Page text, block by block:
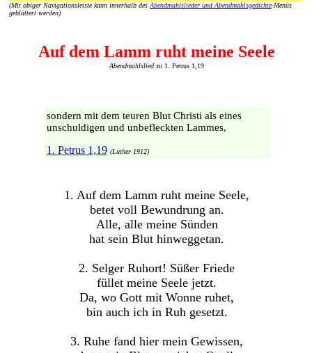
(Mit obiger Navigationsleiste kann innerhalb des Abendmahlslieder und Abendmahlsgedichte-Menüs
geblättert werden)
Auf dem Lamm ruht meine Seele
Abendmahlslied zu 1. Petrus 1,19
sondern mit dem teuren Blut Christi als eines
unschuldigen und unbefleckten Lammes,
1. Petrus 1,19 (Luther 1912)
1. Auf dem Lamm ruht meine Seele,
betet voll Bewundrung an.
Alle, alle meine Sünden
hat sein Blut hinweggetan.
2. Selger Ruhort! Süßer Friede
füllet meine Seele jetzt.
Da, wo Gott mit Wonne ruhet,
bin auch ich in Ruh gesetzt.
3. Ruhe fand hier mein Gewissen,